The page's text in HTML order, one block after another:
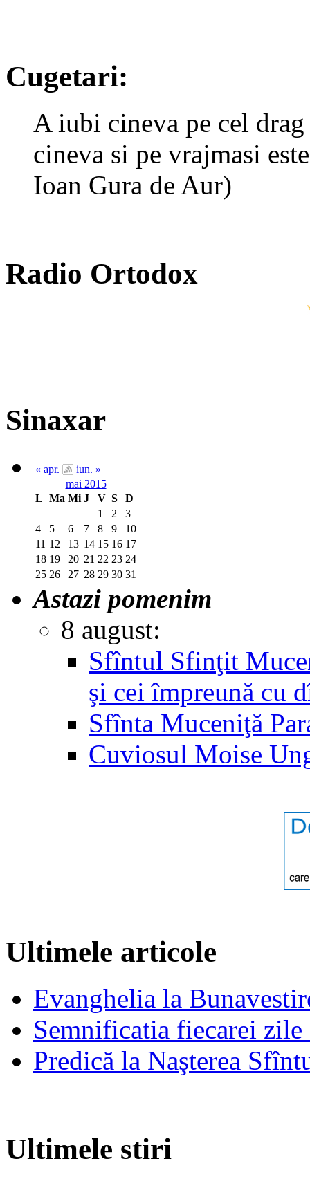
Cugetari:
A iubi cineva pe cel
cineva si pe vrajmasi
Ioan Gura de Aur)
Radio Ortodox
Sinaxar
« apr.
iun. »
mai 2015
L Ma Mi J V S
D
1
2
3
4
5 6 7 8 9
10
11 12 13 14 15 16 17
18 19 20 21 22 23 24
25 26 27 28 29 30 31
Astazi pomenim
8 august:
Sfîntul Sfinţit
şi cei împreună cu
Sfînta Muceniţă
Cuviosul Moise
Ultimele articole
Evanghelia la
Semnificatia fiecarei
Predică la Naşterea
Ultimele stiri